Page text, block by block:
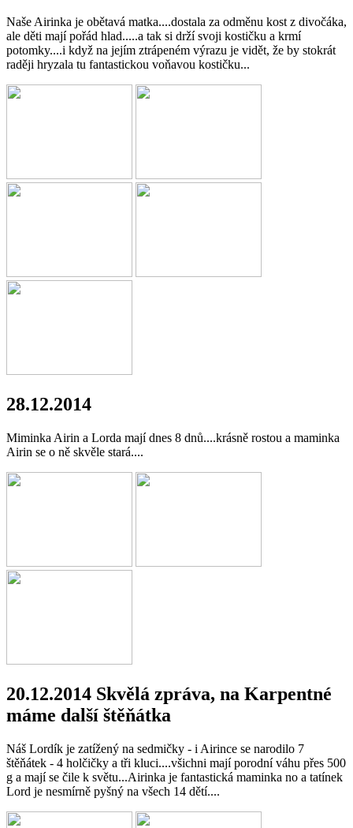
Naše Airinka je obětavá matka....dostala za odměnu kost z divočáka,
ale děti mají pořád hlad.....a tak si drží svoji kostičku a krmí
potomky....i když na jejím ztrápeném výrazu je vidět, že by stokrát
raději hryzala tu fantastickou voňavou kostičku...
28.12.2014
Miminka Airin a Lorda mají dnes 8 dnů....krásně rostou a maminka
Airin se o ně skvěle stará....
20.12.2014 Skvělá zpráva, na Karpentné
máme další štěňátka
Náš Lordík je zatížený na sedmičky - i Airince se narodilo 7
štěňátek - 4 holčičky a tři kluci....všichni mají porodní váhu přes 500
g a mají se čile k světu...Airinka je fantastická maminka no a tatínek
Lord je nesmírně pyšný na všech 14 dětí....